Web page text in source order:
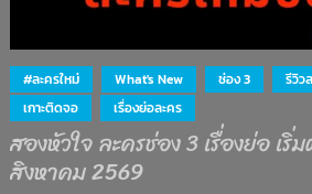
#ละครใหม่ What's New ช่อง 3 รีวิว
เกาะติดจอ
เรื่องย่อละคร
สองหัวใจ ละครช่อง 3 เรื่องย่อ เริ่
สิงหาคม 2569